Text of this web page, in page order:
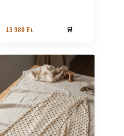
13 980 Ft 🛒